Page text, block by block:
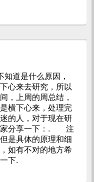
道是什么原因，
心来去研究，所以
，上周的周总结，
横下心来，处理完
的人，对于现在研
家分享一下：. 注
是具体的原理和细
如有不对的地方希
下.